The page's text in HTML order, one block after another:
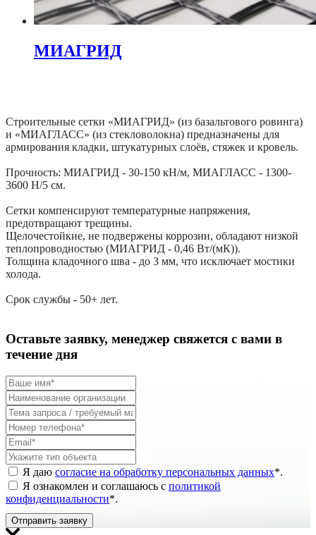
МИАГРИД
Строительные сетки «МИАГРИД» (из базальтового ровинга)
и «МИАГЛАСС» (из стекловолокна) предназначены для
армирования кладки, штукатурных слоёв, стяжек и кровель.
Прочность: МИАГРИД - 30-150 кН/м, МИАГЛАСС - 1300-
3600 Н/5 см.
Сетки компенсируют температурные напряжения,
предотвращают трещины.
Щелочестойкие, не подвержены коррозии, обладают низкой
теплопроводностью (МИАГРИД - 0,46 Вт/(мК)).
Толщина кладочного шва - до 3 мм, что исключает мостики
холода.
Срок службы - 50+ лет.
Оставьте заявку, менеджер свяжется с вами в
течение дня
Я даю согласие на обработку персональных данных*.
Я ознакомлен и соглашаюсь с политикой
конфиденциальности*.
Отправить заявку